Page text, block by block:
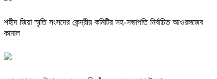
শহীদ জিয়া স্মৃতি সংসদের কেন্দ্রীয় কমিটির সহ-সভাপতি নির্বাচিত আওরঙ্গজেব
কামাল